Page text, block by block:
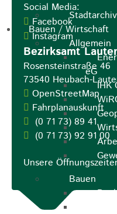
Stadtarchiv
Bauen / Wirtschaft
Allgemein
eG
IHK
Bauen
Social Media:
Facebook
Instagram
Bezirksamt
Rosensteinstraße 46
73540 Heubach-
OpenStreetMap
Fahrplanauskunft
(0 71 73) 89 41
(0 71 73) 92 91 00
Unsere